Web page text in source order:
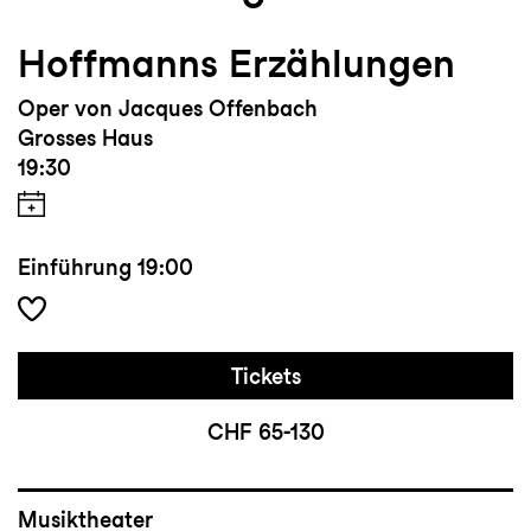
Hoffmanns Erzählungen
Oper von Jacques Offenbach
Grosses Haus
19:30
Einführung 19:00
Tickets
CHF 65-130
Musiktheater